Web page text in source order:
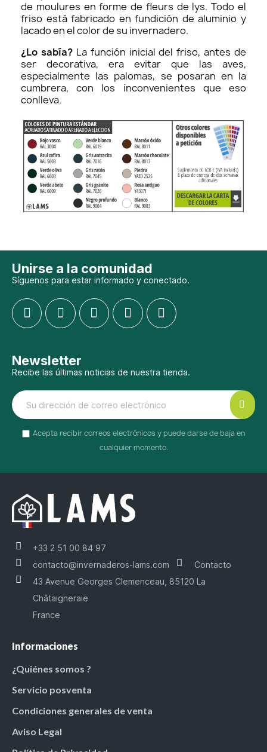
de moulures en forme de fleurs de lys. Todo el
friso está fabricado en fundición de aluminio y
lacado en el color de su invernadero.
¿Lo sabía?La función inicial del friso, antes de
ser decorativa, era evitar que las aves,
especialmente las palomas, se posaran en la
cumbrera, con los inconvenientes que eso
conlleva.
Unirse a la comunidad
Síguenos para estar informado y conectado.
Newsletter
Recibe las últimas noticias de nuestra tienda.
Acepta recibir correos electrónicos y puede darse de baja en
cualquier momento.
+33 2 51 00 84 97
contacto@invernaderos-lams.com
Contacto
43 Avenue Georges Clemenceau, 85120 La
Châtaigneraie
France
Informaciones
¿Quiénes somos ?
Servicio posventa
Condiciones generales de venta
Aviso Legal